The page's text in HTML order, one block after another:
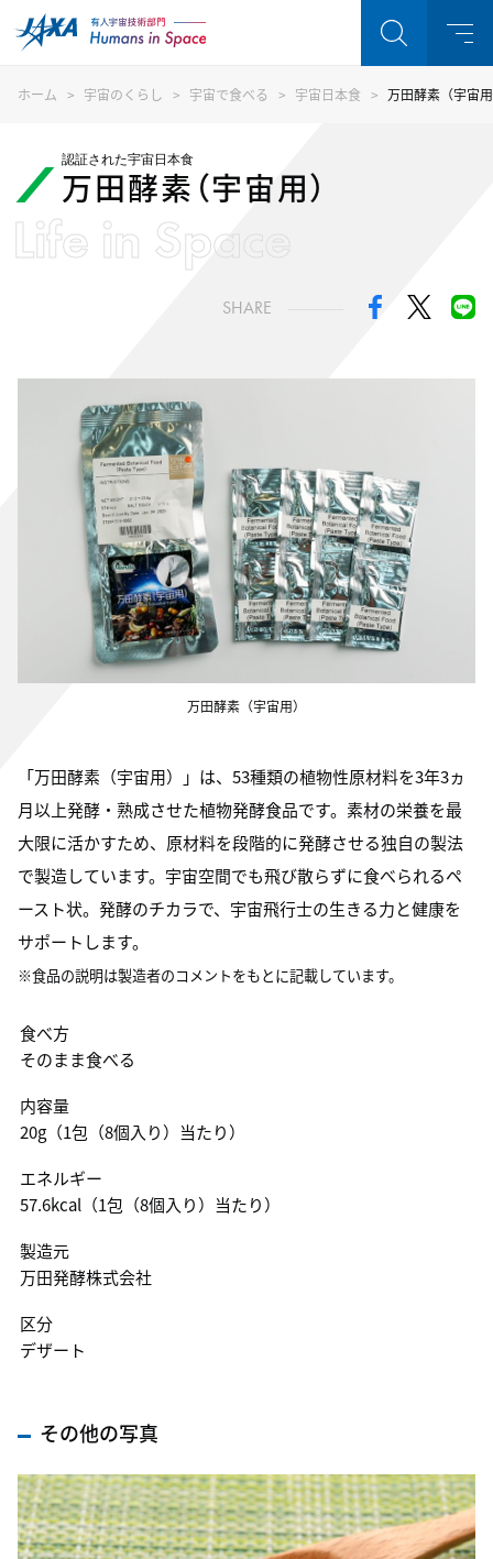
ホーム 宇宙のくらし 宇宙で食べる 宇宙日本食 万田酵素（宇宙
認証された宇宙日本食
万田酵素（宇宙用）
Life in Space
SHARE
「万田酵素（宇宙用）」は、53種類の植物性原材料を3年3ヵ
月以上発酵・熟成させた植物発酵食品です。素材の栄養を最
大限に活かすため、原材料を段階的に発酵させる独自の製法
で製造しています。宇宙空間でも飛び散らずに食べられるペ
ースト状。発酵のチカラで、宇宙飛行士の生きる力と健康を
サポートします。
※食品の説明は製造者のコメントをもとに記載しています。
食べ方
そのまま食べる
内容量
20g（1包（8個入り）当たり）
エネルギー
57.6kcal（1包（8個入り）当たり）
製造元
万田発酵株式会社
区分
デザート
万田酵素（宇宙用）
その他の写真